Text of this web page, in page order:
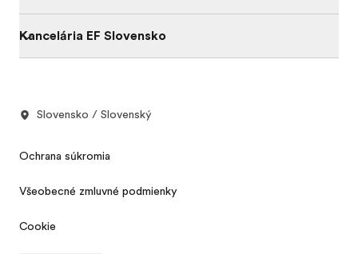
Kancelária EF Slovensko
Slovensko / Slovenský
Ochrana súkromia
Všeobecné zmluvné podmienky
Cookie